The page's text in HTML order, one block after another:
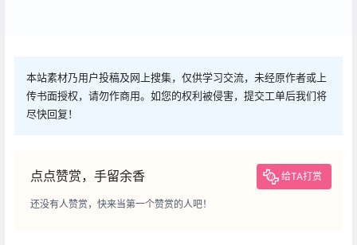
本站素材乃用户投稿及网上搜集，仅供学习交流，未经原作者或上
传书面授权，请勿作商用。如您的权利被侵害，提交工单后我们将
尽快回复！
点点赞赏，手留余香 给TA打赏
还没有人赞赏，快来当第一个赞赏的人吧！